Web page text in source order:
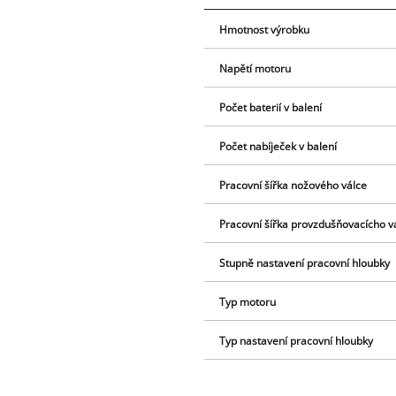
Hmotnost výrobku
Napětí motoru
Počet baterií v balení
Počet nabíječek v balení
Pracovní šířka nožového válce
Pracovní šířka provzdušňovacícho
Stupně nastavení pracovní hloubky
Typ motoru
Typ nastavení pracovní hloubky